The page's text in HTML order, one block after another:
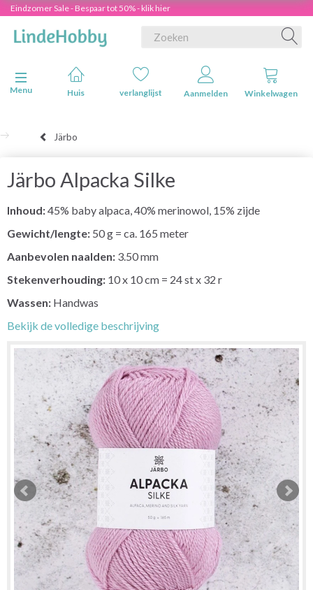
Eindzomer Sale - Bespaar tot 50% - klik hier
Navigatie in-/uitschakelen
Menu
Huis verlanglijst Aanmelden Winkelwagen
Järbo
Järbo Alpacka Silke
Inhoud:45% baby alpaca, 40% merinowol, 15% zijde
Gewicht/lengte: 50 g = ca. 165 meter
Aanbevolen naalden: 3.50 mm
Stekenverhouding: 10 x 10 cm = 24 st x 32 r
Wassen: Handwas
Bekijk de volledige beschrijving